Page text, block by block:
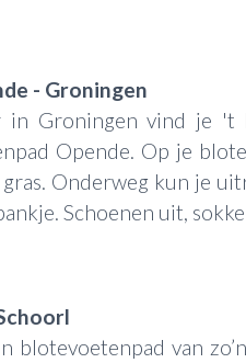
- Groningen
Groningen vind je 't
Opende. Op je
Onderweg kun je
Schoenen uit,
blotevoetenpad van